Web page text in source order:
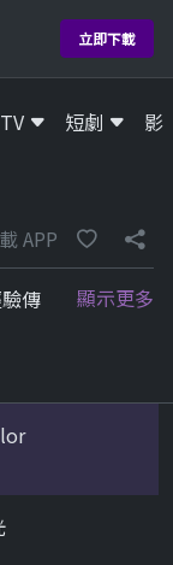
立即下載
短劇 影
APP
傳 顯示更多
誌